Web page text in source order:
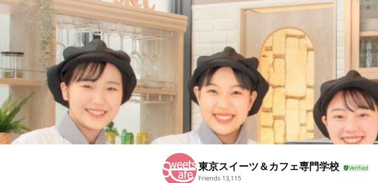
東京スイーツ＆カフェ専門学校
Friends 13,115